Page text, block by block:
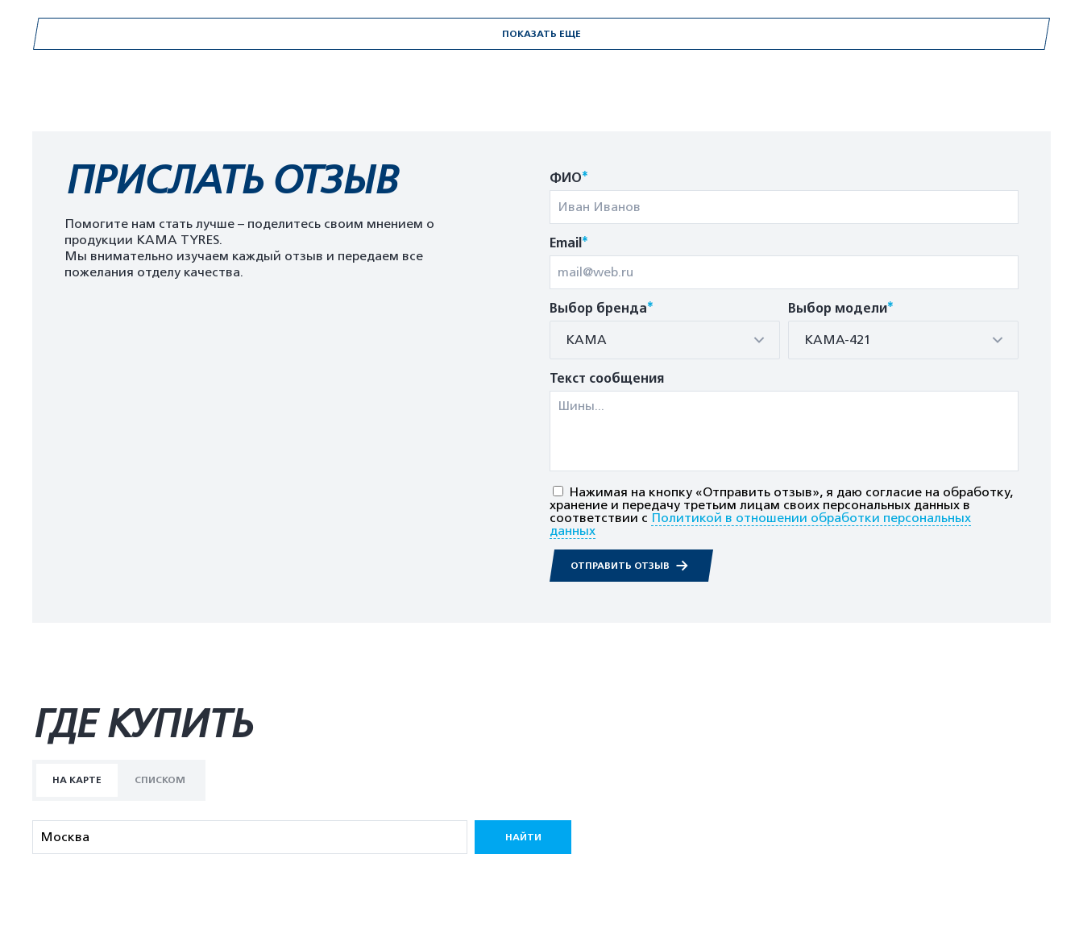
ПОКАЗАТЬ ЕЩЕ
ПРИСЛАТЬ ОТЗЫВ
Помогите нам стать лучше – поделитесь своим мнением о
продукции KAMA TYRES.
Мы внимательно изучаем каждый отзыв и передаем все
пожелания отделу качества.
ФИО*
Email*
Выбор бренда*
КАМА
Выбор модели*
КАМА-421
Текст сообщения
Нажимая на кнопку «Отправить отзыв», я даю согласие на обработку,
хранение и передачу третьим лицам своих персональных данных в
соответствии с Политикой в отношении обработки персональных
данных
ОТПРАВИТЬ ОТЗЫВ
ГДЕ КУПИТЬ
НА КАРТЕ СПИСКОМ
НАЙТИ